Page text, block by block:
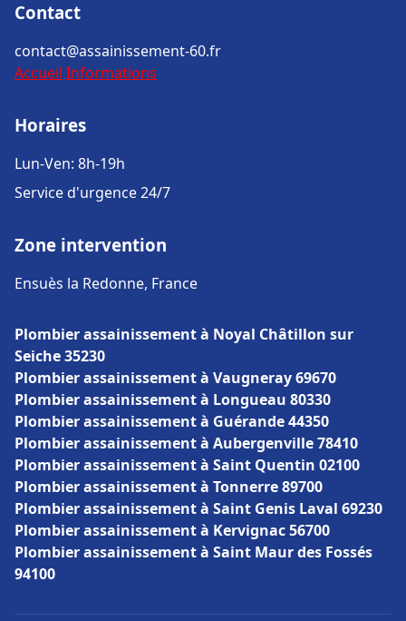
Contact
contact@assainissement-60.fr
Accueil Informations
Horaires
Lun-Ven: 8h-19h
Service d'urgence 24/7
Zone intervention
Ensuès la Redonne, France
Plombier assainissement à Noyal Châtillon sur
Seiche 35230
Plombier assainissement à Vaugneray 69670
Plombier assainissement à Longueau 80330
Plombier assainissement à Guérande 44350
Plombier assainissement à Aubergenville 78410
Plombier assainissement à Saint Quentin 02100
Plombier assainissement à Tonnerre 89700
Plombier assainissement à Saint Genis Laval 69230
Plombier assainissement à Kervignac 56700
Plombier assainissement à Saint Maur des Fossés
94100